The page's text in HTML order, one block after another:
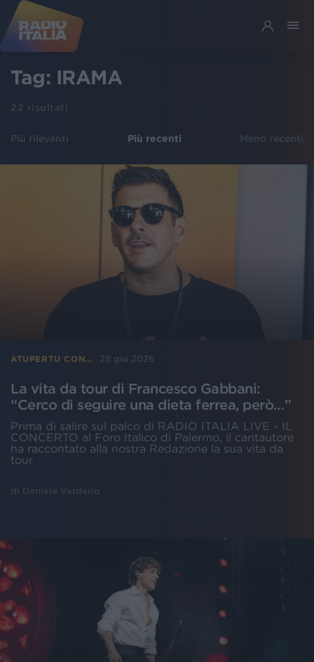
Tag: IRAMA
22 risultati
Più rilevanti Più recenti Meno recenti
ATUPERTU CON... 28 giu 2026
La vita da tour di Francesco Gabbani:
“Cerco di seguire una dieta ferrea, però…”
Prima di salire sul palco di RADIO ITALIA LIVE - IL
CONCERTO al Foro Italico di Palermo, il cantautore
ha raccontato alla nostra Redazione la sua vita da
tour
di Daniele Verderio